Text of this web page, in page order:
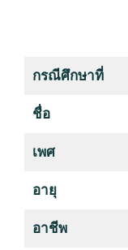
กรณีศึกษาที่
ชื่อ
เพศ
อายุ
อาชีพ